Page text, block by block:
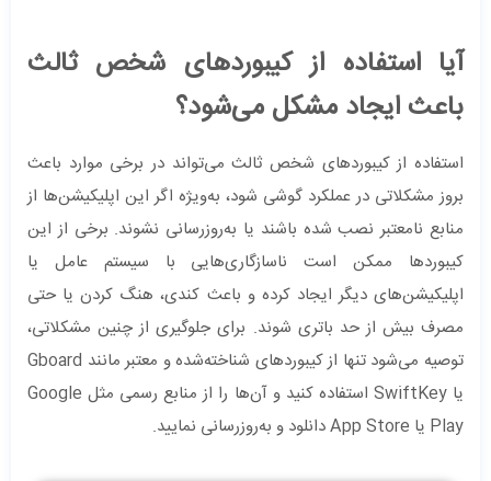
آیا استفاده از کیبوردهای شخص ثالث
باعث ایجاد مشکل می‌شود؟
استفاده از کیبوردهای شخص ثالث می‌تواند در برخی موارد باعث
بروز مشکلاتی در عملکرد گوشی شود، به‌ویژه اگر این اپلیکیشن‌ها از
منابع نامعتبر نصب شده باشند یا به‌روزرسانی نشوند. برخی از این
کیبوردها ممکن است ناسازگاری‌هایی با سیستم عامل یا
اپلیکیشن‌های دیگر ایجاد کرده و باعث کندی، هنگ کردن یا حتی
مصرف بیش از حد باتری شوند. برای جلوگیری از چنین مشکلاتی،
توصیه می‌شود تنها از کیبوردهای شناخته‌شده و معتبر مانند Gboard
یا SwiftKey استفاده کنید و آن‌ها را از منابع رسمی مثل Google
Play یا App Store دانلود و به‌روزرسانی نمایید.